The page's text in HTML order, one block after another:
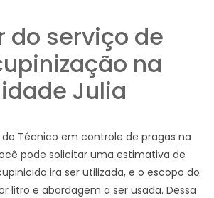
do serviço de
na
Julia
Técnico em controle de pragas na
pode solicitar uma estimativa de
ira ser utilizada, e o escopo do
litro e abordagem a ser usada. Dessa